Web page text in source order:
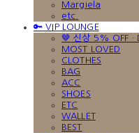
Margiela
etc.
🔑 VIP LOUNGE
🤎 신상 5% OFF
MOST LOVED
CLOTHES
BAG
ACC
SHOES
ETC
WALLET
BEST